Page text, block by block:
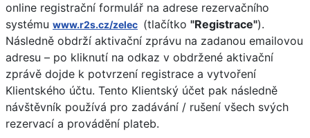
online registrační formulář na adrese rezervačního
systému www.r2s.cz/zelec (tlačítko "Registrace").
Následně obdrží aktivační zprávu na zadanou emailovou
adresu – po kliknutí na odkaz v obdržené aktivační
zprávě dojde k potvrzení registrace a vytvoření
Klientského účtu. Tento Klientský účet pak následně
návštěvník používá pro zadávání / rušení všech svých
rezervací a provádění plateb.